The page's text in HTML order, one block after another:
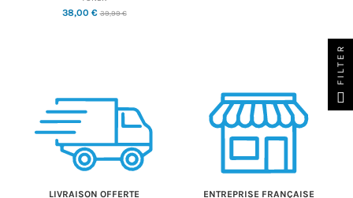
38,00 €39,99 €
LIVRAISON OFFERTE
ENTREPRISE FRANÇAISE
FILTER